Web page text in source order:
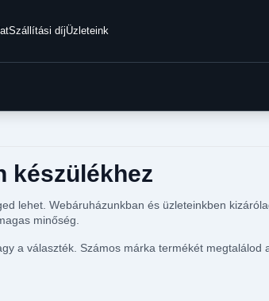
Szállítási díjÜzleteink
készülékhez
lehet. Webáruházunkban és üzleteinkben
minőség.
a választék. Számos márka termékét megtalálod